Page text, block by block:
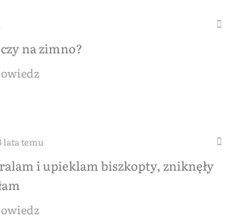
na zimno?
lata temu
i upieklam biszkopty, zniknęły